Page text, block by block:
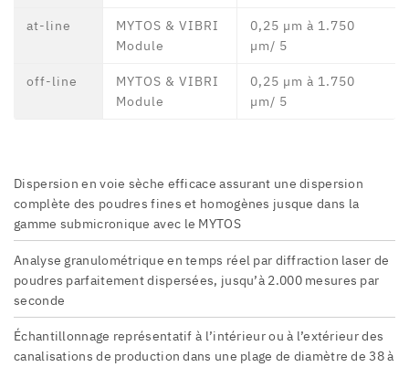
at-line
MYTOS & VIBRI
Module
0,25 µm à 1.750
µm/ 5
off-line
MYTOS & VIBRI
Module
0,25 µm à 1.750
µm/ 5
Dispersion en voie sèche efficace assurant une dispersion
complète des poudres fines et homogènes jusque dans la
gamme submicronique avec le MYTOS
Analyse granulométrique en temps réel par diffraction laser de
poudres parfaitement dispersées, jusqu’à 2.000 mesures par
seconde
Échantillonnage représentatif à l’intérieur ou à l’extérieur des
canalisations de production dans une plage de diamètre de 38 à